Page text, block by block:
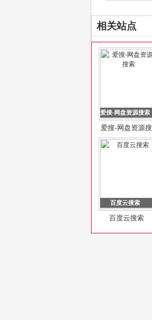
相关站点
爱搜-网盘资源搜索
爱搜-网盘资源搜
索
百度云搜索
百度云搜索